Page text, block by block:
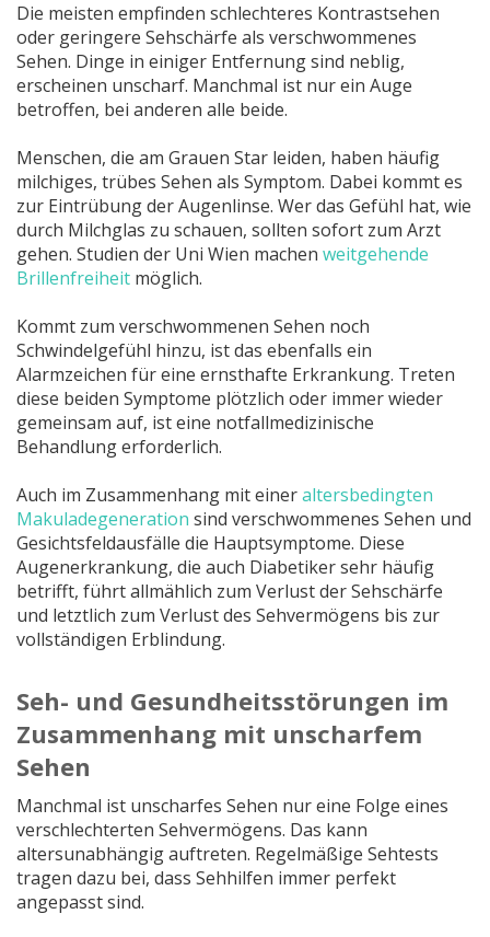
Die meisten empfinden schlechteres Kontrastsehen
oder geringere Sehschärfe als verschwommenes
Sehen. Dinge in einiger Entfernung sind neblig,
erscheinen unscharf. Manchmal ist nur ein Auge
betroffen, bei anderen alle beide.
Menschen, die am Grauen Star leiden, haben häufig
milchiges, trübes Sehen als Symptom. Dabei kommt es
zur Eintrübung der Augenlinse. Wer das Gefühl hat, wie
durch Milchglas zu schauen, sollten sofort zum Arzt
gehen. Studien der Uni Wien machen weitgehende
Brillenfreiheit möglich.
Kommt zum verschwommenen Sehen noch
Schwindelgefühl hinzu, ist das ebenfalls ein
Alarmzeichen für eine ernsthafte Erkrankung. Treten
diese beiden Symptome plötzlich oder immer wieder
gemeinsam auf, ist eine notfallmedizinische
Behandlung erforderlich.
Auch im Zusammenhang mit eineraltersbedingten
Makuladegeneration sind verschwommenes Sehen und
Gesichtsfeldausfälle die Hauptsymptome. Diese
Augenerkrankung, die auch Diabetiker sehr häufig
betrifft, führt allmählich zum Verlust der Sehschärfe
und letztlich zum Verlust des Sehvermögens bis zur
vollständigen Erblindung.
Seh- und Gesundheitsstörungen im
Zusammenhang mit unscharfem
Sehen
Manchmal ist unscharfes Sehen nur eine Folge eines
verschlechterten Sehvermögens. Das kann
altersunabhängig auftreten. Regelmäßige Sehtests
tragen dazu bei, dass Sehhilfen immer perfekt
angepasst sind.